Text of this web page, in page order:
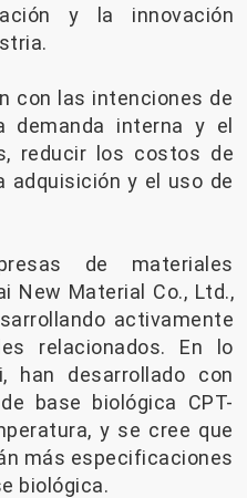
y la innovación
con las intenciones de
demanda interna y el
reducir los costos de
adquisición y el uso de
de materiales
New Material Co., Ltd.,
activamente
relacionados. En lo
han desarrollado con
base biológica CPT-
y se cree que
más especificaciones
biológica.